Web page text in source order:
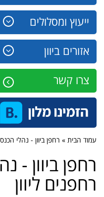
ייעוץ ומסלולים
אזורים ביוון
צרו קשר
עמוד הבית » רחפן ביוון - נהלי
רחפן ביוון -
רחפנים ליוון